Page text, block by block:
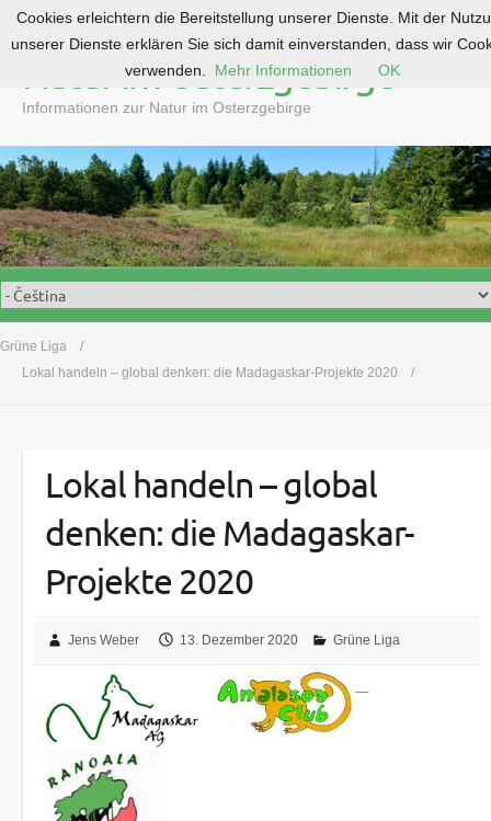
o
c
o
n
t
e
n
Natur im Osterzgebirge
Informationen zur Natur im Osterzgebirge
Grüne Liga
Lokal handeln – global denken: die Madagaskar-Projekte 2020
Lokal handeln – global
denken: die Madagaskar-
Projekte 2020
Jens Weber 13. Dezember 2020 Grüne Liga
Cookies erleichtern die Bereitstellung unserer Dienste. Mit der
unserer Dienste erklären Sie sich damit einverstanden, dass wir
verwenden.
Mehr Informationen OK